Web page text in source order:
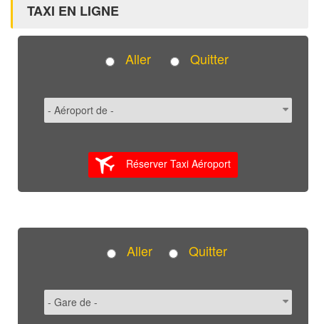
TAXI EN LIGNE
Aller Quitter
Réserver Taxi Aéroport
Aller Quitter